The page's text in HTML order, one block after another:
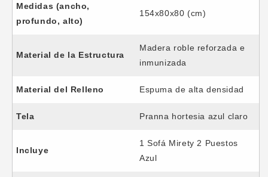
Medidas (ancho,
profundo, alto)
154x80x80 (cm)
Material de la Estructura
Madera roble reforzada e
inmunizada
Material del Relleno Espuma de alta densidad
Tela Pranna hortesia azul claro
Incluye
1 Sofá Mirety 2 Puestos
Azul